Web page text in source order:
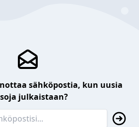
sähköpostia, kun uusia
julkaistaan?